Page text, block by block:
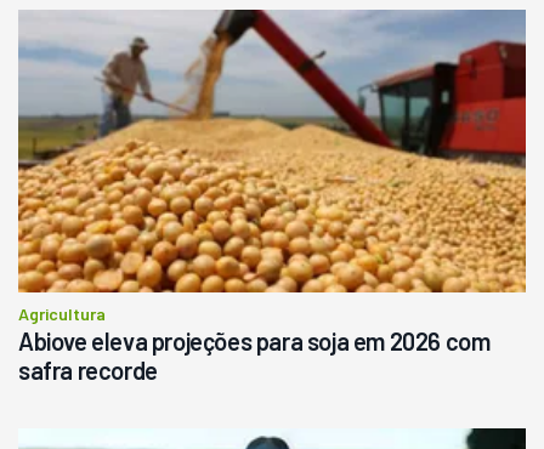
Agricultura
Abiove eleva projeções para soja em 2026 com
safra recorde